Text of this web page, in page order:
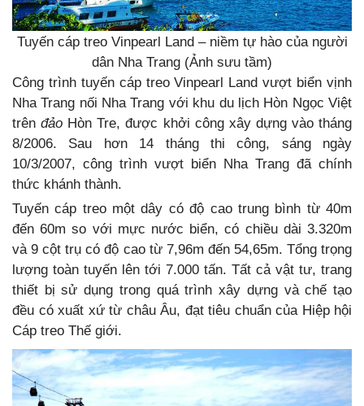
Tuyến cáp treo Vinpearl Land – niềm tự hào của người
dân Nha Trang (Ảnh sưu tầm)
Công trình tuyến cáp treo Vinpearl Land vượt biển vịnh
Nha Trang nối Nha Trang với khu du lịch Hòn Ngọc Việt
trênđảo Hòn Tre, được khởi công xây dựng vào tháng
8/2006. Sau hơn 14 tháng thi công, sáng ngày
10/3/2007, công trình vượt biển Nha Trang đã chính
thức khánh thành.
Tuyến cáp treo một dây có độ cao trung bình từ 40m
đến 60m so với mực nước biển, có chiều dài 3.320m
và 9 cột trụ có độ cao từ 7,96m đến 54,65m. Tổng trọng
lượng toàn tuyến lên tới 7.000 tấn. Tất cả vật tư, trang
thiết bị sử dụng trong quá trình xây dựng và chế tạo
đều có xuất xứ từ châu Âu, đạt tiêu chuẩn của Hiệp hội
Cáp treo Thế giới.